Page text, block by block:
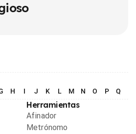
H I J K L M N O P Q
Herramientas
Afinador
Metrónomo